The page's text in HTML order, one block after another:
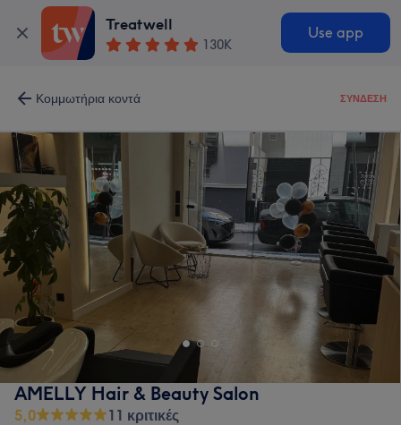
Treatwell
130K
Use app
Κομμωτήρια κοντά ΣΎΝΔΕΣΗ
AMELLY Hair & Beauty Salon
5,0
11 κριτικές